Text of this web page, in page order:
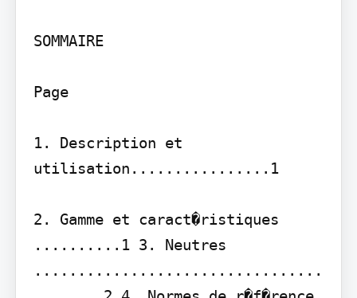
SOMMAIRE
Page
1. Description et
utilisation................1
2. Gamme et caract�ristiques
..........1 3. Neutres
.................................